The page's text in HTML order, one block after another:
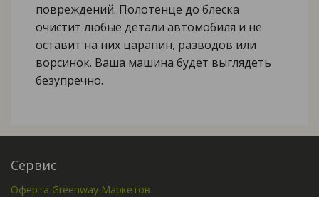
повреждений. Полотенце до блеска
очистит любые детали автомобиля и не
оставит на них царапин, разводов или
ворсинок. Ваша машина будет выглядеть
безупречно.
Сервис
Оферта Greenway Маркетов